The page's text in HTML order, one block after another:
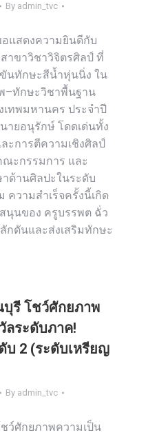
By admin_tvc
แสดงความยินดีกับ
าขาวิชาวิจิตรศิลป์ ที่
นทักษะสีน้ำหุ่นนิ่ง ใน
–ทักษะวิชาพื้นฐาน
ทพมหานคร ประจำปี
ายอนุรักษ์ โดดเด่นทั้ง
ะการตีความเชิงศิลป์
ะกรรมการ และ
ด้านศิลปะในระดับ
ความสำเร็จครั้งนี้เกิด
นุนของ ครูบรรพต ฉั่ว
กดันและส่งเสริมทักษะ
รี โชว์ศักยภาพ
ลระดับภาค!
บ 2 (ระดับเหรียญ
By admin_tvc
ว์ศักยภาพความเป็น